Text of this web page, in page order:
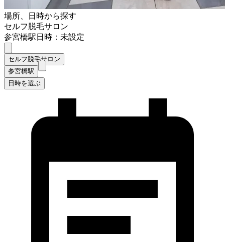
場所、日時から探す
セルフ脱毛サロン
参宮橋駅日時：未設定
セルフ脱毛サロン
参宮橋駅
日時を選ぶ